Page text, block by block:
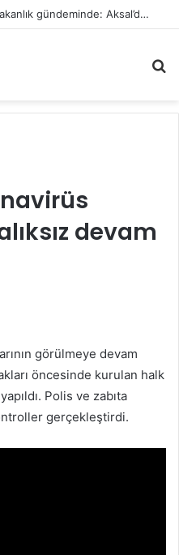
Edirne’nin sağlık yatırımları Bakanlık gündeminde: Aksal’dan Keşan için iki önemli talep
...
devam
görülmeye devam
öncesinde kurulan halk
Polis ve zabıta
gerçekleştirdi.